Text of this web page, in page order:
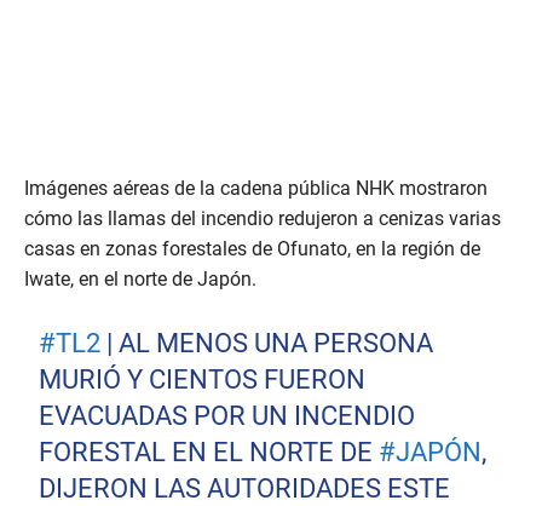
Imágenes aéreas de la cadena pública NHK mostraron
cómo las llamas del incendio redujeron a cenizas varias
casas en zonas forestales de Ofunato, en la región de
Iwate, en el norte de Japón.
#TL2 | AL MENOS UNA PERSONA
MURIÓ Y CIENTOS FUERON
EVACUADAS POR UN INCENDIO
FORESTAL EN EL NORTE DE #JAPÓN,
DIJERON LAS AUTORIDADES ESTE